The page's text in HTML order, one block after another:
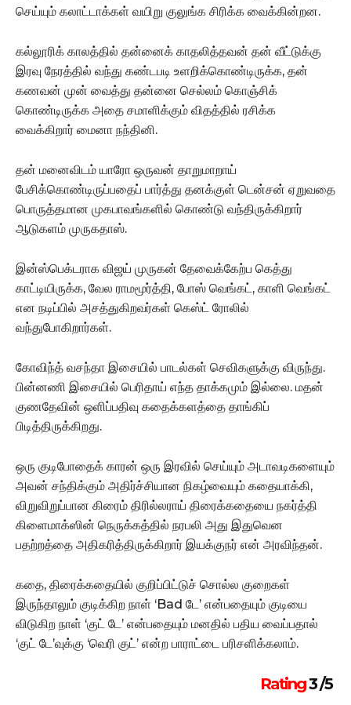
செய்யும் கலாட்டாக்கள் வயிறு குலுங்க சிரிக்க வைக்கின்றன.
கல்லூரிக் காலத்தில் தன்னைக் காதலித்தவன் தன் வீட்டுக்கு
இரவு நேரத்தில் வந்து கண்டபடி உளறிக்கொண்டிருக்க, தன்
கணவன் முன் வைத்து தன்னை செல்லம் கொஞ்சிக்
கொண்டிருக்க அதை சமாளிக்கும் விதத்தில் ரசிக்க
வைக்கிறார் மைனா நந்தினி.
தன் மனைவிடம் யாரோ ஒருவன் தாறுமாறாய்
பேசிக்கொண்டிருப்பதைப் பார்த்து தனக்குள் டென்சன் ஏறுவதை
பொருத்தமான முகபாவங்களில் கொண்டு வந்திருக்கிறார்
ஆடுகளம் முருகதாஸ்.
இன்ஸ்பெக்டராக விஜய் முருகன் தேவைக்கேற்ப கெத்து
காட்டியிருக்க, வேல ராமமூர்த்தி, போஸ் வெங்கட், காளி வெங்கட்
என நடிப்பில் அசத்துகிறவர்கள் கெஸ்ட் ரோலில்
வந்துபோகிறார்கள்.
கோவிந்த் வசந்தா இசையில் பாடல்கள் செவிகளுக்கு விருந்து.
பின்னணி இசையில் பெரிதாய் எந்த தாக்கமும் இல்லை. மதன்
குணதேவின் ஒளிப்பதிவு கதைக்களத்தை தாங்கிப்
பிடித்திருக்கிறது.
ஒரு குடிபோதைக் காரன் ஒரு இரவில் செய்யும் அடாவடிகளையும்
அவன் சந்திக்கும் அதிர்ச்சியான நிகழ்வையும் கதையாக்கி,
விறுவிறுப்பான கிரைம் திரில்லராய் திரைக்கதையை நகர்த்தி
கிளைமாக்ஸின் நெருக்கத்தில் நரபலி அது இதுவென
பதற்றத்தை அதிகரித்திருக்கிறார் இயக்குநர் என் அரவிந்தன்.
கதை, திரைக்கதையில் குறிப்பிட்டுச் சொல்ல குறைகள்
இருந்தாலும் குடிக்கிற நாள் ‘Bad டே’ என்பதையும் குடியை
விடுகிற நாள் ‘குட் டே’ என்பதையும் மனதில் பதிய வைப்பதால்
‘குட் டே’வுக்கு ‘வெரி குட்’ என்ற பாராட்டை பரிசளிக்கலாம்.
Rating3 /5